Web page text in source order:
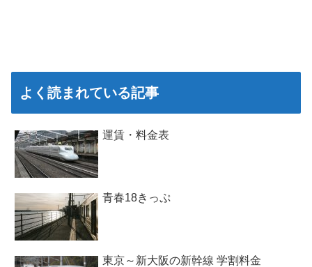
よく読まれている記事
運賃・料金表
青春18きっぷ
東京～新大阪の新幹線 学割料金